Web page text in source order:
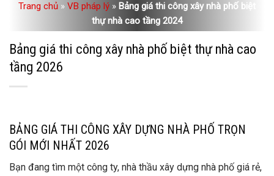
Trang chủ » VB pháp lý » Bảng giá thi công xây nhà phố biệt
thự nhà cao tầng 2024
Bảng giá thi công xây nhà phố biệt thự nhà cao
tầng 2026
BẢNG GIÁ THI CÔNG XÂY DỰNG NHÀ PHỐ TRỌN
GÓI MỚI NHẤT 2026
Bạn đang tìm một công ty, nhà thầu xây dựng nhà phố giá rẻ,